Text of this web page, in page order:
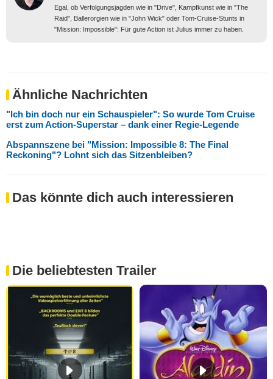
Egal, ob Verfolgungsjagden wie in "Drive", Kampfkunst wie in "The
Raid", Ballerorgien wie in "John Wick" oder Tom-Cruise-Stunts in
"Mission: Impossible": Für gute Action ist Julius immer zu haben.
Ähnliche Nachrichten
"Ich bin doch nur ein Schauspieler": So wurde Tom Cruise
erst zum Action-Superstar – dank einer Regie-Legende
Abspannszene bei "Mission: Impossible 8: The Final
Reckoning"? Lohnt sich das Sitzenbleiben?
Das könnte dich auch interessieren
Die beliebtesten Trailer